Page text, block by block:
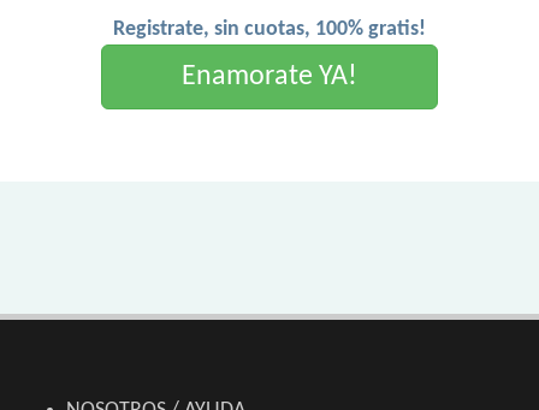
Registrate, sin cuotas, 100% gratis!
Enamorate YA!